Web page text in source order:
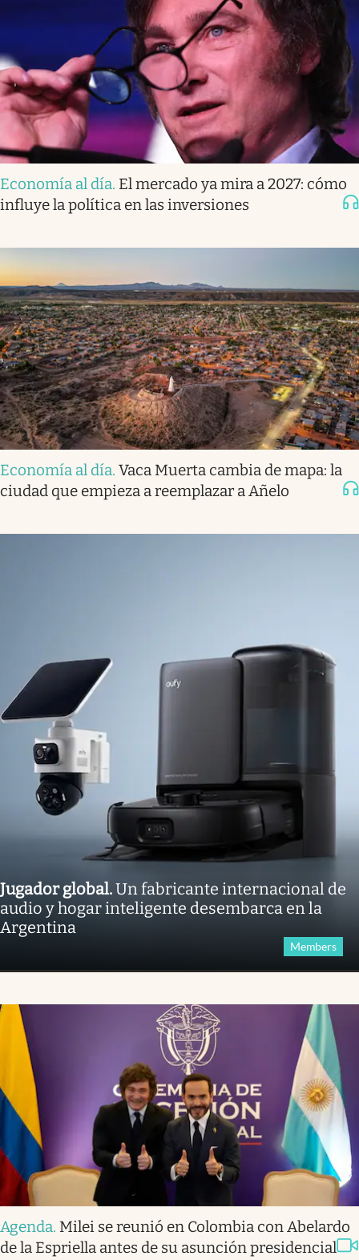
Economía al día. El mercado ya mira a 2027: cómo
influye la política en las inversiones
Economía al día. Vaca Muerta cambia de mapa: la
ciudad que empieza a reemplazar a Añelo
Jugador global.Un fabricante internacional de
audio y hogar inteligente desembarca en la
Argentina
Members
Agenda. Milei se reunió en Colombia con Abelardo
de la Espriella antes de su asunción presidencial